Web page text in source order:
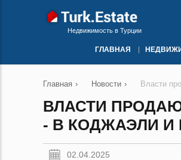
Недвижимость в Турции
ГЛАВНАЯ
Главная › Новости › Власти
ВЛАСТИ
- В КОДЖАЭЛИ И
02.04.2025